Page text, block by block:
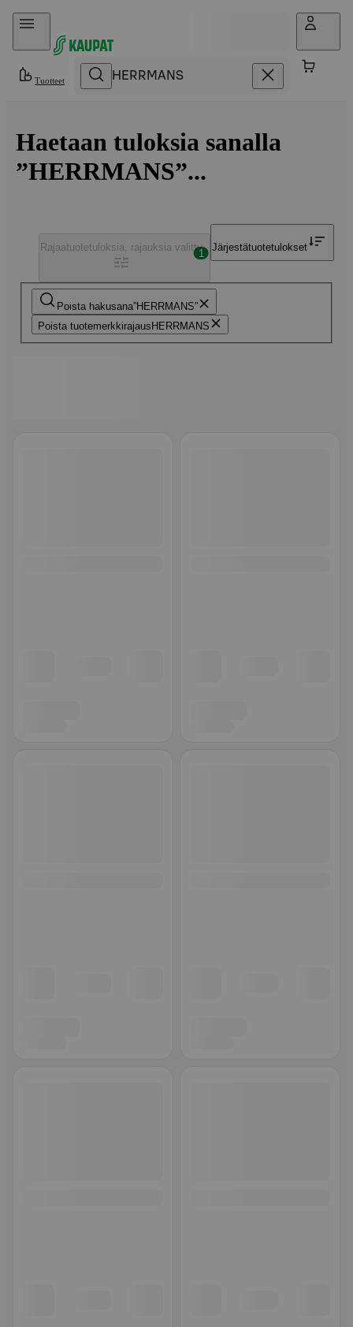
Hyppää sisältöön
Tuotteet
Haetaan tuloksia sanalla
”HERRMANS”...
Poista hakusana HERRMANS
Poista tuotemerkkirajaus HERRMANS
Rajaatuotetuloksia, rajauksia valittu
1
Järjestätuotetulokset